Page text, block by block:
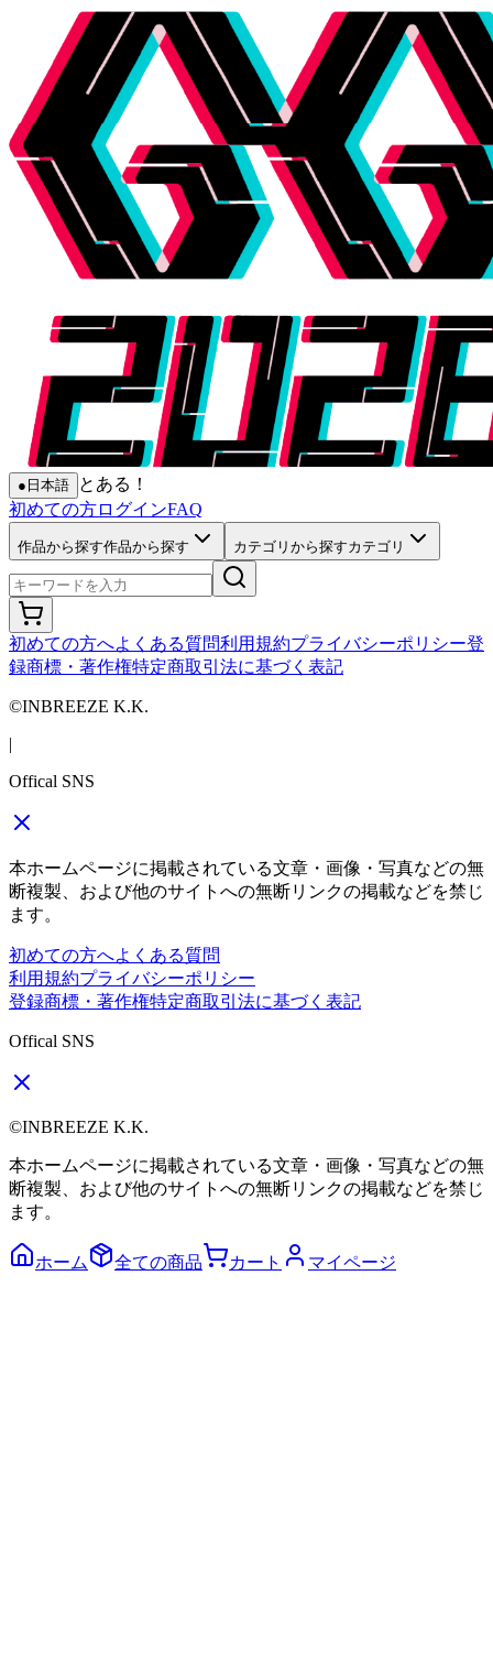
● 日本語
とある！
初めての方ログインFAQ
作品から探す作品から探す カテゴリから探すカテゴリ
初めての方へよくある質問利用規約プライバシーポリシー登
録商標・著作権特定商取引法に基づく表記
©INBREEZE K.K.
|
Offical SNS
本ホームページに掲載されている文章・画像・写真などの無
断複製、および他のサイトへの無断リンクの掲載などを禁じ
ます。
初めての方へよくある質問
利用規約プライバシーポリシー
登録商標・著作権特定商取引法に基づく表記
Offical SNS
©INBREEZE K.K.
本ホームページに掲載されている文章・画像・写真などの無
断複製、および他のサイトへの無断リンクの掲載などを禁じ
ます。
ホーム 全ての商品 カート マイページ